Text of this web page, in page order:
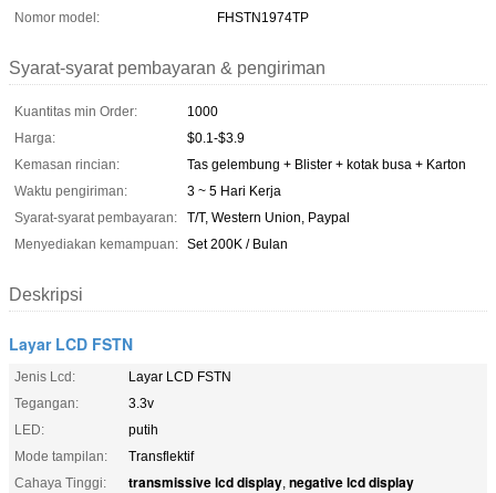
Nomor model:
FHSTN1974TP
Syarat-syarat pembayaran & pengiriman
Kuantitas min Order:
1000
Harga:
$0.1-$3.9
Kemasan rincian:
Tas gelembung + Blister + kotak busa + Karton
Waktu pengiriman:
3 ~ 5 Hari Kerja
Syarat-syarat pembayaran:
T/T, Western Union, Paypal
Menyediakan kemampuan: Set 200K / Bulan
Deskripsi
Layar LCD FSTN
Jenis Lcd:
Layar LCD FSTN
Tegangan:
3.3v
LED:
putih
Mode tampilan:
Transflektif
Cahaya Tinggi:
transmissive lcd display, negative lcd display